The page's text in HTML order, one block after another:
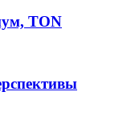
TON